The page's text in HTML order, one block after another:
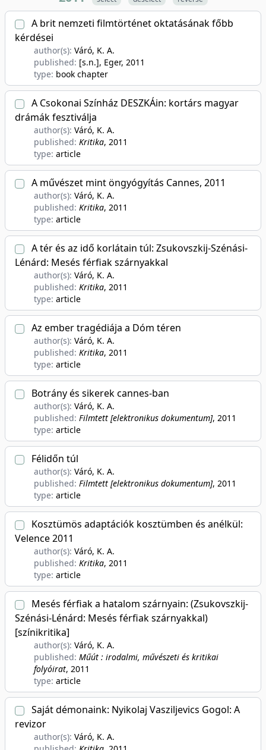
A brit nemzeti filmtörténet oktatásának főbb
kérdései
author(s): Váró, K. A.
published: [s.n.], Eger, 2011
type: book chapter
A Csokonai Színház DESZKÁin: kortárs magyar
drámák fesztiválja
author(s): Váró, K. A.
published: Kritika, 2011
type: article
A művészet mint öngyógyítás Cannes, 2011
author(s): Váró, K. A.
published: Kritika, 2011
type: article
A tér és az idő korlátain túl: Zsukovszkij-Szénási-
Lénárd: Mesés férfiak szárnyakkal
author(s): Váró, K. A.
published: Kritika, 2011
type: article
Az ember tragédiája a Dóm téren
author(s): Váró, K. A.
published: Kritika, 2011
type: article
Botrány és sikerek cannes-ban
author(s): Váró, K. A.
published: Filmtett [elektronikus dokumentum], 2011
type: article
Félidőn túl
author(s): Váró, K. A.
published: Filmtett [elektronikus dokumentum], 2011
type: article
Kosztümös adaptációk kosztümben és anélkül:
Velence 2011
author(s): Váró, K. A.
published: Kritika, 2011
type: article
Mesés férfiak a hatalom szárnyain: (Zsukovszkij-
Szénási-Lénárd: Mesés férfiak szárnyakkal)
[színikritika]
author(s): Váró, K. A.
published: Műút : irodalmi, művészeti és kritikai
folyóirat, 2011
type: article
Saját démonaink: Nyikolaj Vasziljevics Gogol: A
revizor
author(s): Váró, K. A.